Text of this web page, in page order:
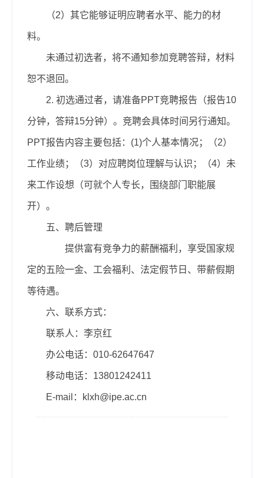
（2）其它能够证明应聘者水平、能力的材
料。
未通过初选者，将不通知参加竞聘答辩，材料
恕不退回。
2. 初选通过者，请准备PPT竞聘报告（报告10
分钟，答辩15分钟）。竞聘会具体时间另行通知。
PPT报告内容主要包括：(1)个人基本情况；（2）
工作业绩；（3）对应聘岗位理解与认识；（4）未
来工作设想（可就个人专长，围绕部门职能展
开）。
五、 聘后管理
提供富有竞争力的薪酬福利，享受国家规
定的五险一金、工会福利、法定假节日、带薪假期
等待遇。
六、联系方式：
联系人：李京红
办公电话：010-62647647
移动电话： 13801242411
E-mail：k lxh@ipe.ac.cn